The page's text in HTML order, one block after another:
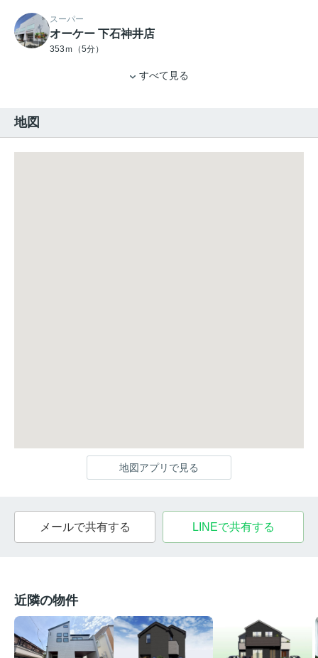
スーパー
オーケー 下石神井店
353ｍ（5分）
すべて見る
地図
地図アプリで見る
メールで共有する LINEで共有する
近隣の物件